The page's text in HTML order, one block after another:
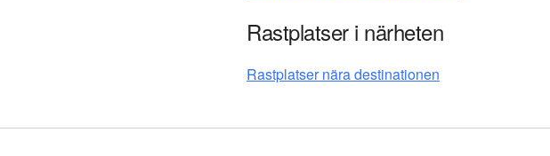
Rastplatser i närheten
Rastplatser nära destinationen